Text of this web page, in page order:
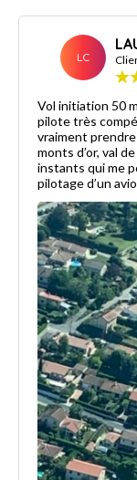
LC
Vol initiation 50
pilote très
vraiment prendre
monts d’or, val
instants qui me
pilotage d’un